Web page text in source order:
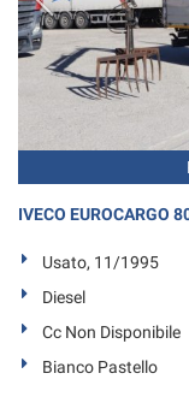
IVECO EUROCARGO
Usato, 11/1995
Diesel
Cc Non Disponibile
Bianco Pastello